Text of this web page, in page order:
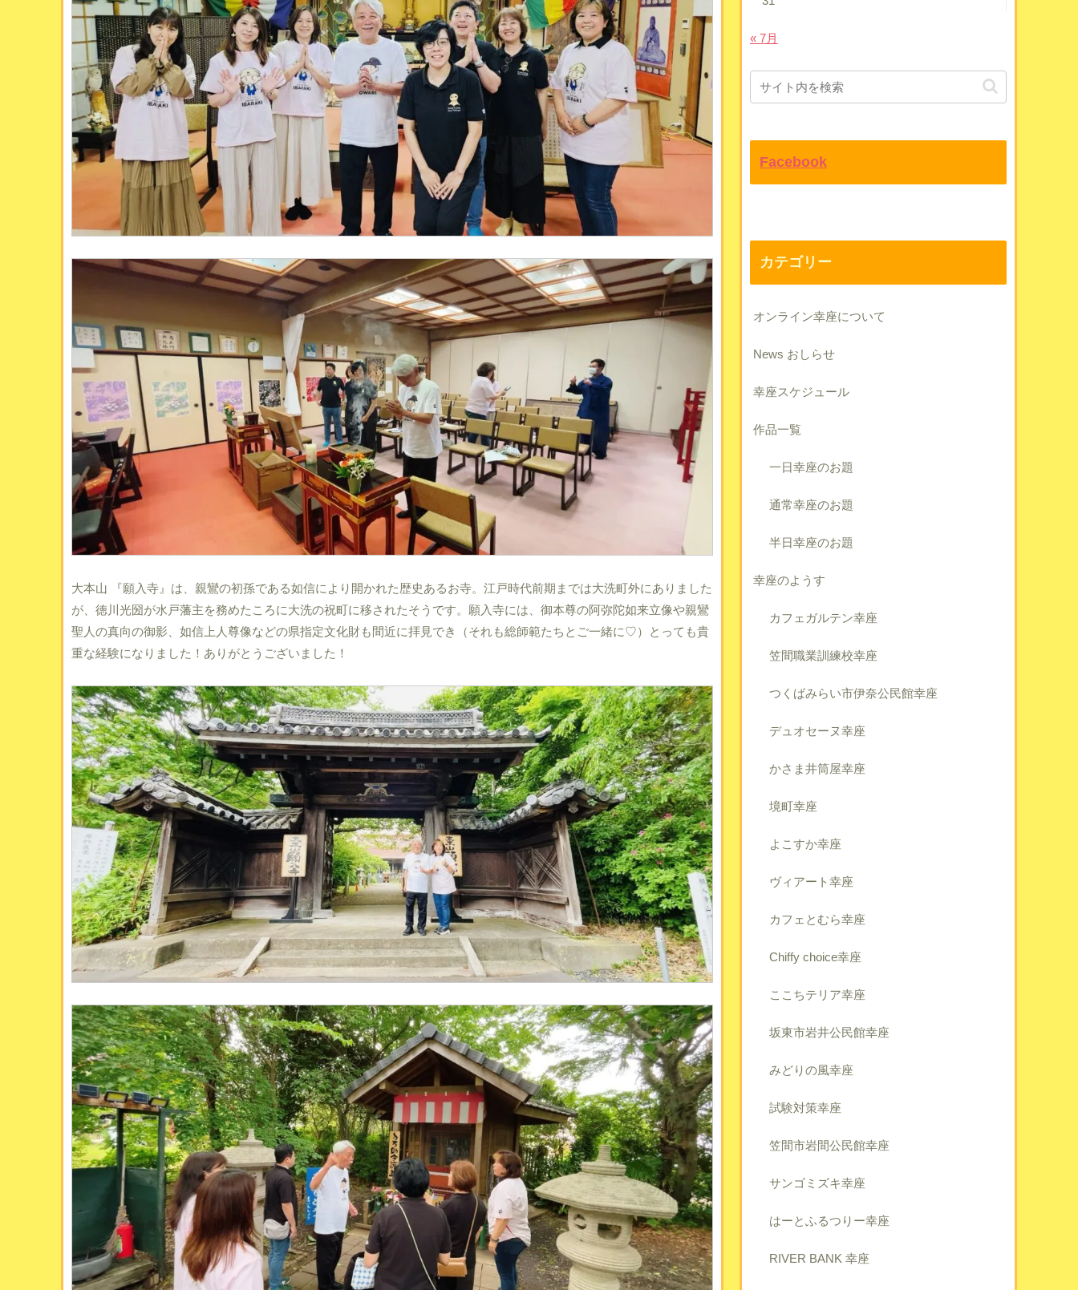
大本山 『願入寺』は、親鸞の初孫である如信により開かれた歴史あるお寺。江戸時代前期までは大洗町外にありました
が、徳川光圀が水戸藩主を務めたころに大洗の祝町に移されたそうです。願入寺には、御本尊の阿弥陀如来立像や親鸞
聖人の真向の御影、如信上人尊像などの県指定文化財も間近に拝見でき（それも総師範たちとご一緒に♡）とっても貴
重な経験になりました！ありがとうございました！
« 7月
Facebook
カテゴリー
オンライン幸座について
News おしらせ
幸座スケジュール
作品一覧
一日幸座のお題
通常幸座のお題
半日幸座のお題
幸座のようす
カフェガルテン幸座
笠間職業訓練校幸座
つくばみらい市伊奈公民館幸座
デュオセーヌ幸座
かさま井筒屋幸座
境町幸座
よこすか幸座
ヴィアート幸座
カフェとむら幸座
Chiffy choice幸座
ここちテリア幸座
坂東市岩井公民館幸座
みどりの風幸座
試験対策幸座
笠間市岩間公民館幸座
サンゴミズキ幸座
はーとふるつりー幸座
RIVER BANK 幸座